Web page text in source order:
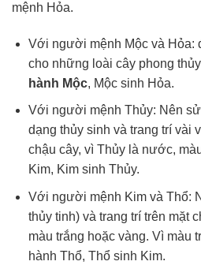
mệnh Hỏa.
Với người mệnh Mộc và Hỏa:
cho những loài cây phong
hành Mộc, Mộc sinh Hỏa.
Với người mệnh Thủy: Nên
dạng thủy sinh và trang trí vài
chậu cây, vì Thủy là nước,
Kim, Kim sinh Thủy.
Với người mệnh Kim và Thổ:
thủy tinh) và trang trí trên mặt
màu trắng hoặc vàng. Vì màu
hành Thổ, Thổ sinh Kim.